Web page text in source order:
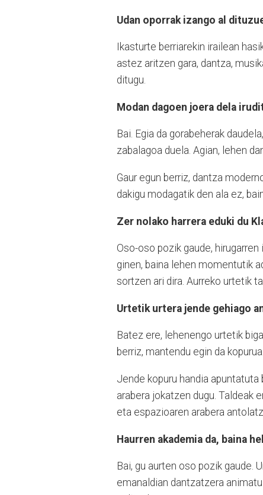
Udan oporrak izango al
Ikasturte berriarekin irailean
astez aritzen gara, dantza,
ditugu.
Modan dagoen joera dela
Bai. Egia da gorabeherak
zabalagoa duela. Agian, lehen
Gaur egun berriz, dantza
dakigu modagatik den ala ez,
Zer nolako harrera eduki du
Oso-oso pozik gaude,
ginen, baina lehen momentutik
sortzen ari dira. Aurreko urtetik
Urtetik urtera jende gehiago
Batez ere, lehenengo urtetik
berriz, mantendu egin da kopurua.
Jende kopuru handia
arabera jokatzen dugu. Taldeak
eta espazioaren arabera
Haurren akademia da, baina
Bai, gu aurten oso pozik gaude.
emanaldian dantzatzera